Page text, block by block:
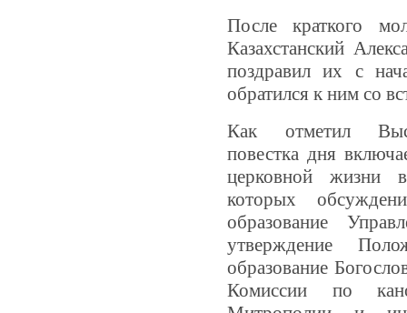
После краткого
Казахстанский
поздравил их с
обратился к ним со
Как отметил
повестка дня
церковной жизни
которых
образование
утверждение
образование
Комиссии по